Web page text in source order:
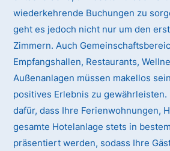
wiederkehrende Buchungen zu
geht es jedoch nicht nur um den
Zimmern. Auch
Empfangshallen, Restaurants,
Außenanlagen müssen makellos
positives Erlebnis zu gewährleisten.
dafür, dass Ihre Ferienwohnungen,
gesamte Hotelanlage stets in
präsentiert werden, sodass Ihre